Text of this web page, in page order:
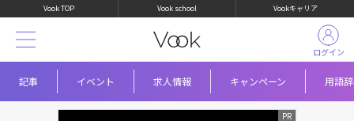
Vook TOP Vook school Vookキャリア
記事 イベント 求人情報 キャンペーン 用語
ログイン